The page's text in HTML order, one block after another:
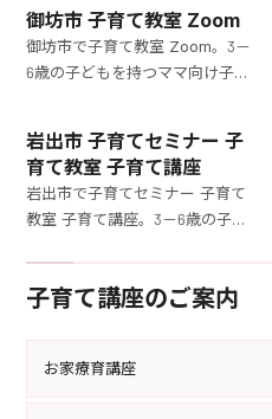
御坊市 子育て教室 Zoom
御坊市で子育て教室 Zoom。3－
6歳の子どもを持つママ向け子育
ことで、育児がもっと楽しくなり
ます。
岩出市 子育てセミナー 子
育て教室 子育て講座
岩出市で子育てセミナー 子育て
教室 子育て講座。3－6歳の子ど
専門家から学びましょう。自宅で
子育て講座のご案内
お家療育講座